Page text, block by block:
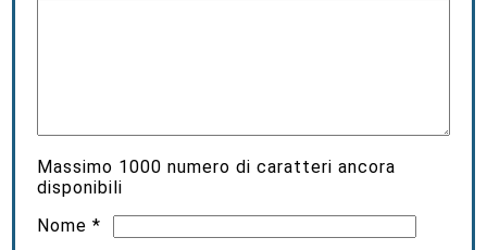
Massimo 1000 numero di caratteri ancora
disponibili
Nome*